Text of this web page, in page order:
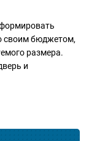
своим бюджетом,
размера.
и